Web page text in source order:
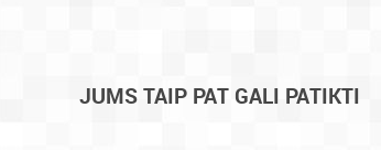
JUMS TAIP PAT GALI PATIKTI